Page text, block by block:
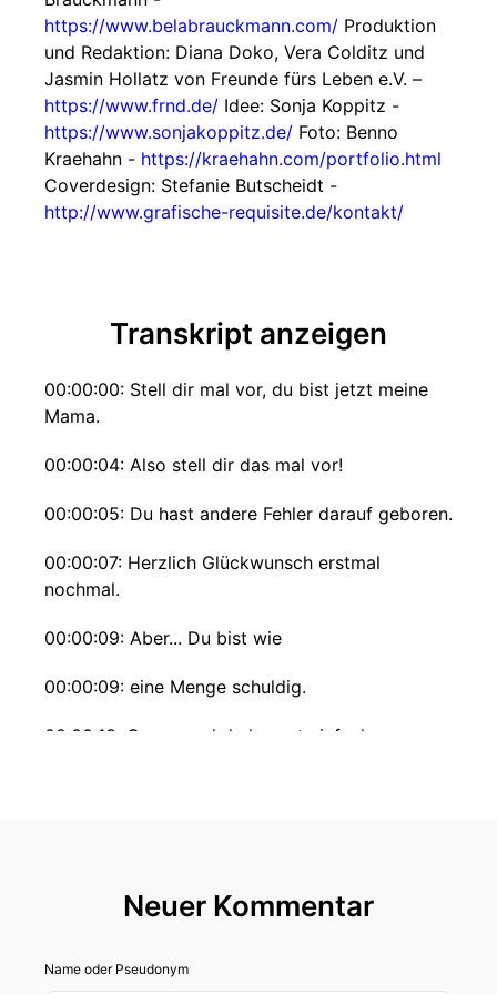
https://www.belabrauckmann.com/ Produktion
und Redaktion: Diana Doko, Vera Colditz und
Jasmin Hollatz von Freunde fürs Leben e.V. –
https://www.frnd.de/ Idee: Sonja Koppitz -
https://www.sonjakoppitz.de/ Foto: Benno
Kraehahn - https://kraehahn.com/portfolio.html
Coverdesign: Stefanie Butscheidt -
http://www.grafische-requisite.de/kontakt/
Transkript anzeigen
00:00:00: Stell dir mal vor, du bist jetzt meine
Mama.
00:00:04: Also stell dir das mal vor!
00:00:05: Du hast andere Fehler darauf geboren.
00:00:07: Herzlich Glückwunsch erstmal
nochmal.
00:00:09: Aber... Du bist wie
00:00:09: eine Menge schuldig.
00:00:13: Genau und du kannst einfach
00:00:24: Also viel mehr Menschen schließen
00:00:29: Ich bin so krass, ein Kumpel hatte mal
Neuer Kommentar
Name oder Pseudonym